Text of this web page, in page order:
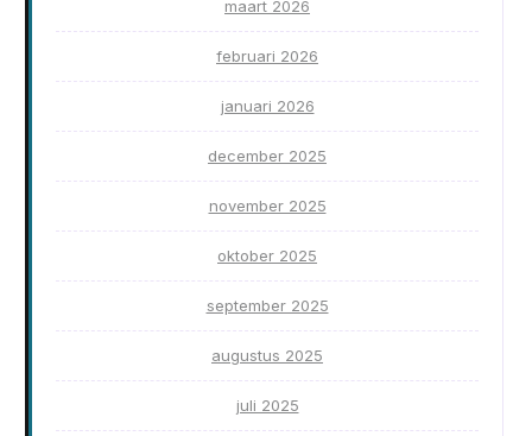
maart 2026
februari 2026
januari 2026
december 2025
november 2025
oktober 2025
september 2025
augustus 2025
juli 2025